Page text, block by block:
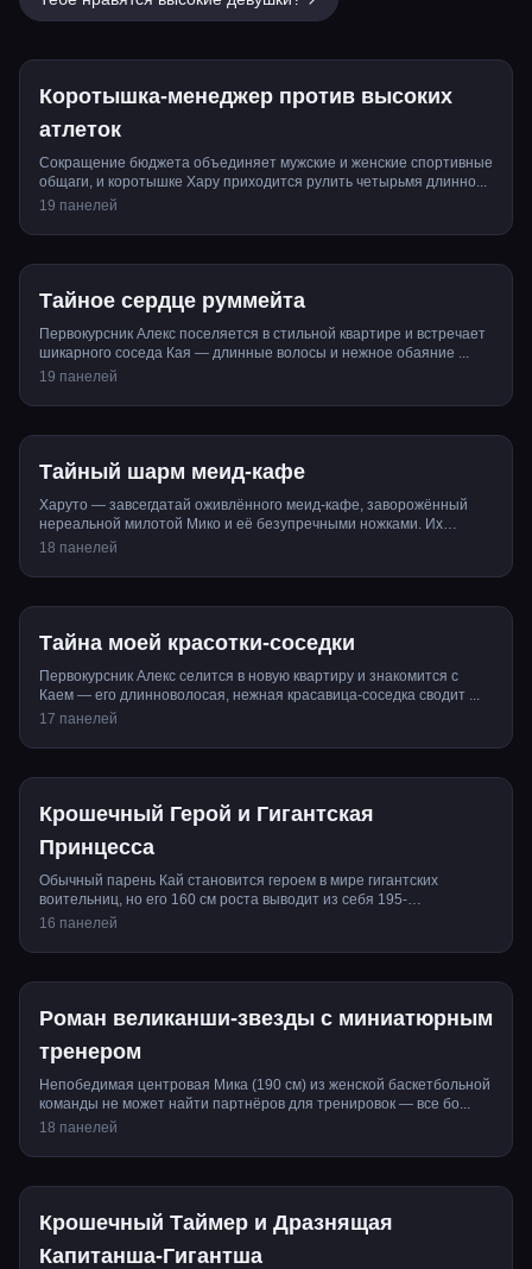
Коротышка-менеджер против высоких
атлеток
Сокращение бюджета объединяет мужские и женские спортивные
общаги, и коротышке Хару приходится рулить четырьмя длинно...
19 панелей
Тайное сердце руммейта
Первокурсник Алекс поселяется в стильной квартире и встречает
шикарного соседа Кая — длинные волосы и нежное обаяние ...
19 панелей
Тайный шарм меид-кафе
Харуто — завсегдатай оживлённого меид-кафе, заворожённый
нереальной милотой Мико и её безупречными ножками. Их
кокетл...
18 панелей
Тайна моей красотки-соседки
Первокурсник Алекс селится в новую квартиру и знакомится с
Каем — его длинноволосая, нежная красавица-соседка сводит ...
17 панелей
Крошечный Герой и Гигантская
Принцесса
Обычный парень Кай становится героем в мире гигантских
воительниц, но его 160 см роста выводит из себя 195-
сантиметро...
16 панелей
Роман великанши-звезды с миниатюрным
тренером
Непобедимая центровая Мика (190 см) из женской баскетбольной
команды не может найти партнёров для тренировок — все бо...
18 панелей
Крошечный Таймер и Дразнящая
Капитанша-Гигантша